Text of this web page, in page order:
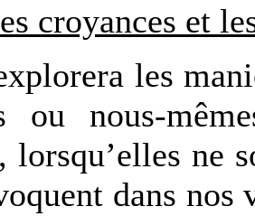
croyances et
les
ou nous-
lorsqu’elles ne
dans nos